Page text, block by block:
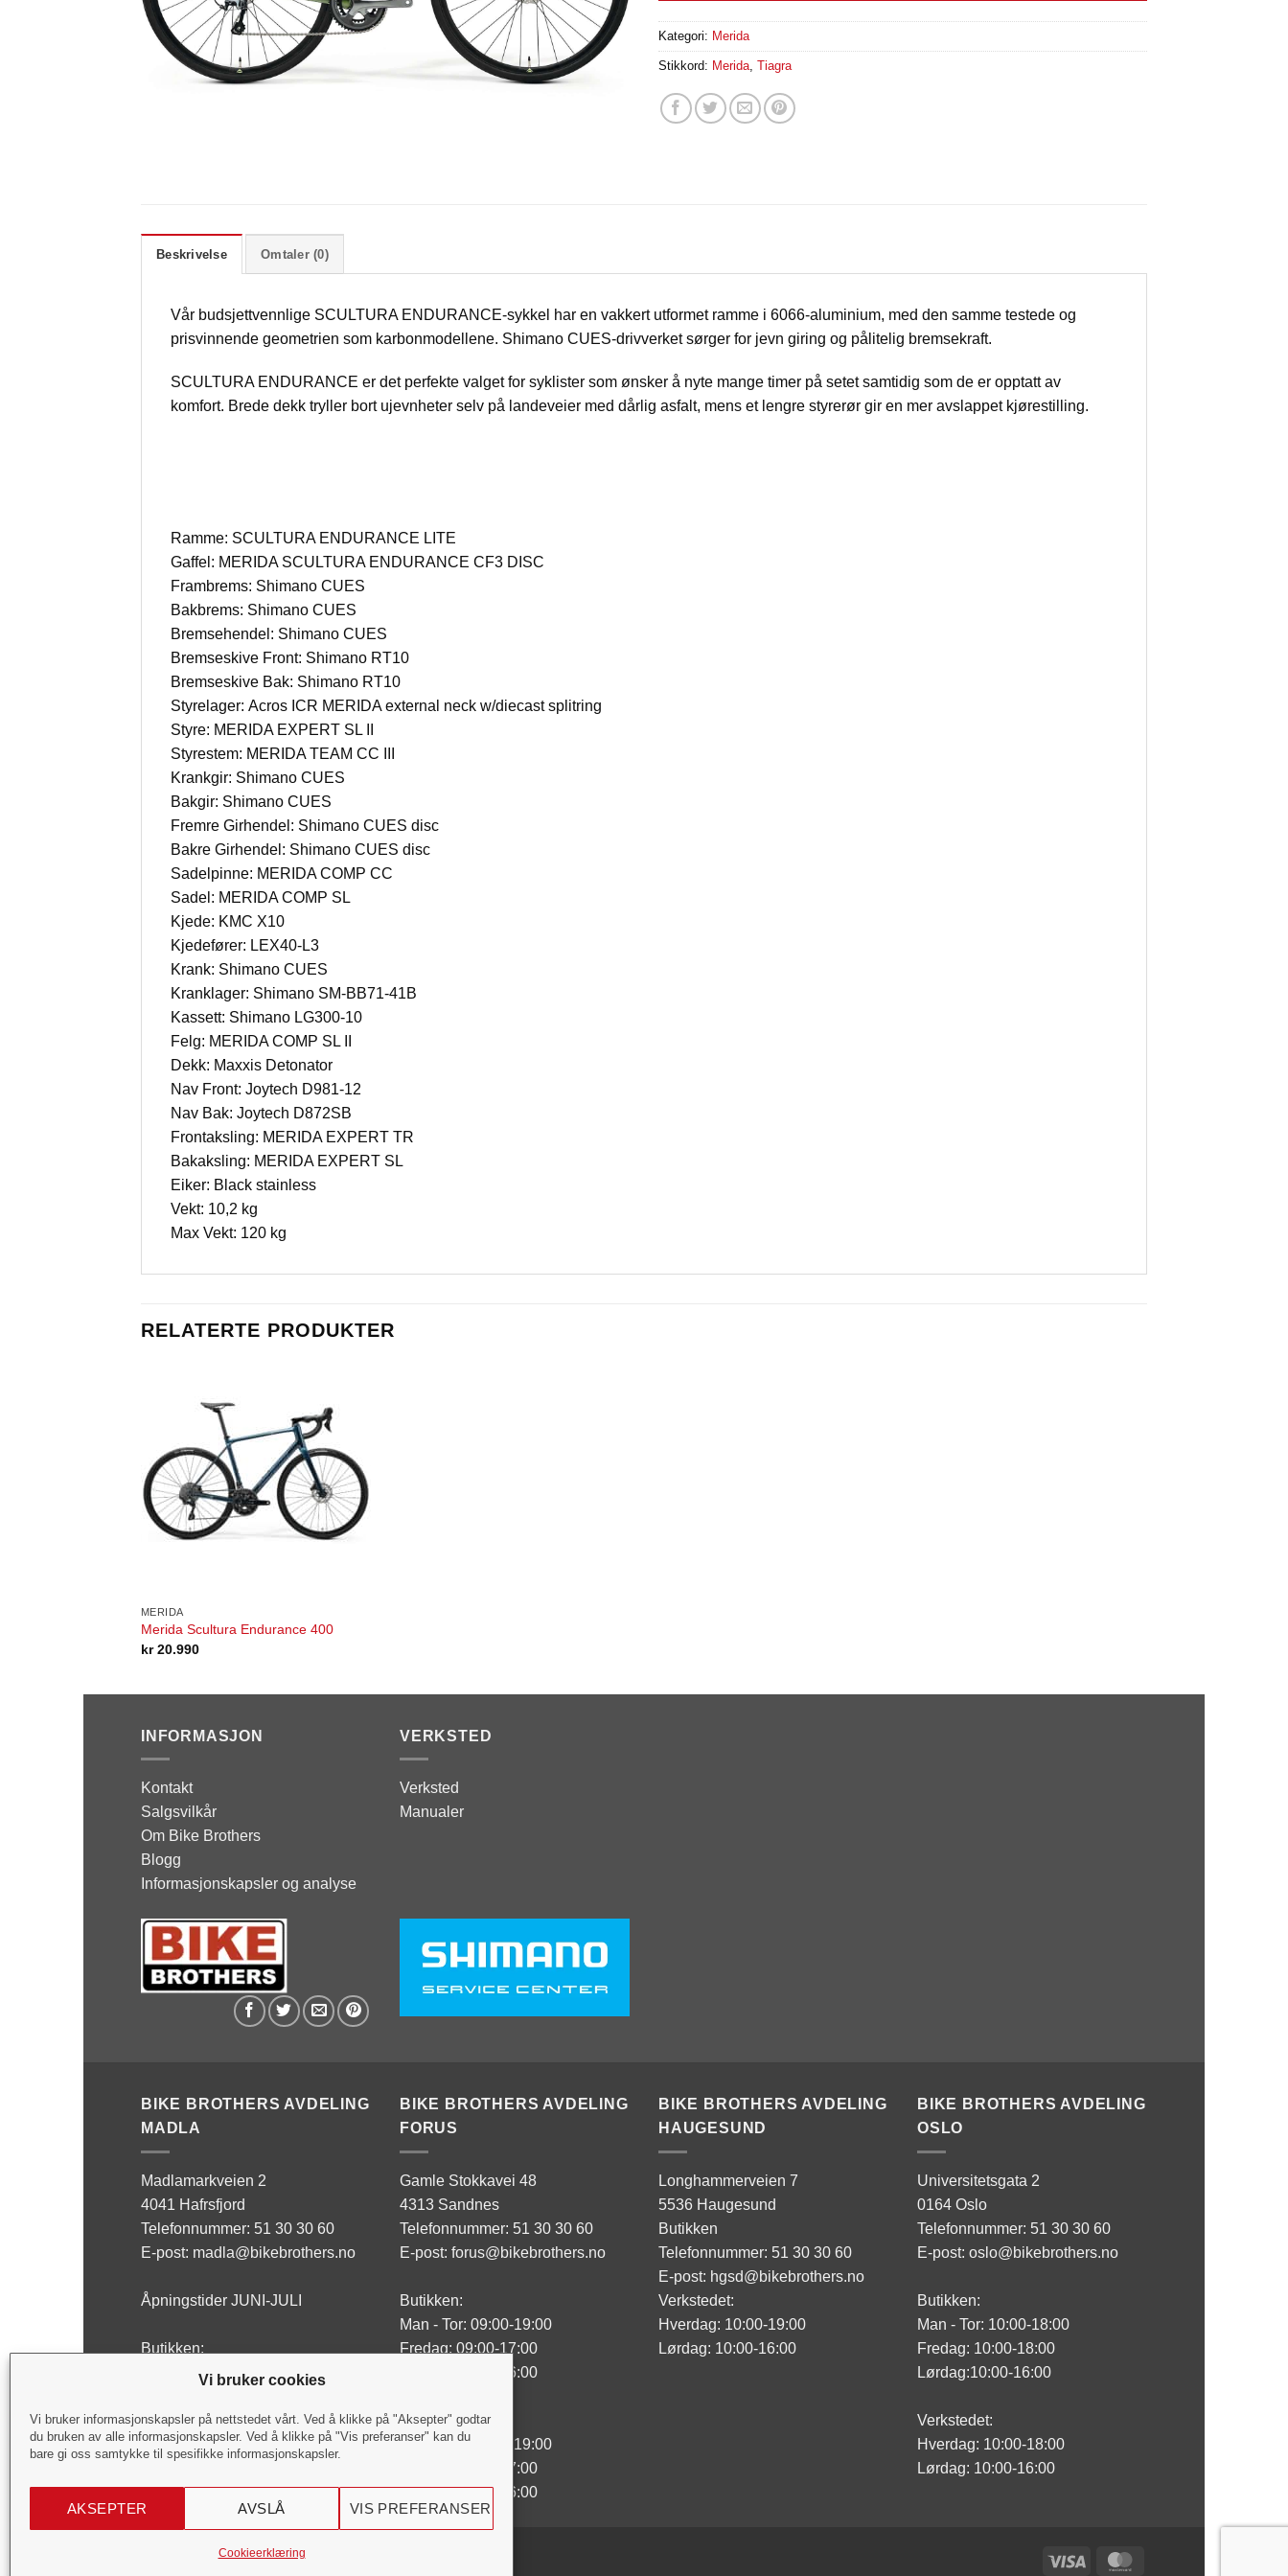
Vi bruker cookies
Vi bruker informasjonskapsler på nettstedet vårt. Ved å klikke på "Aksepter" godtar
du bruken av alle informasjonskapsler. Ved å klikke på "Vis preferanser" kan du
bare gi oss samtykke til spesifikke informasjonskapsler.
AKSEPTER AVSLÅ VIS PREFERANSER
Cookieerklæring
Kategori: Merida
Stikkord: Merida Tiagra
Beskrivelse Omtaler (0)
Vår budsjettvennlige SCULTURA ENDURANCE-sykkel har en vakkert utformet ramme i 6066‑aluminium, med den samme testede og
prisvinnende geometrien som karbonmodellene. Shimano CUES‑drivverket sørger for jevn giring og pålitelig bremsekraft.
SCULTURA ENDURANCE er det perfekte valget for syklister som ønsker å nyte mange timer på setet samtidig som de er opptatt av
komfort. Brede dekk tryller bort ujevnheter selv på landeveier med dårlig asfalt, mens et lengre styrerør gir en mer avslappet kjørestilling.
Ramme: SCULTURA ENDURANCE LITE
Gaffel: MERIDA SCULTURA ENDURANCE CF3 DISC
Frambrems: Shimano CUES
Bakbrems: Shimano CUES
Bremsehendel: Shimano CUES
Bremseskive Front: Shimano RT10
Bremseskive Bak: Shimano RT10
Styrelager: Acros ICR MERIDA external neck w/diecast splitring
Styre: MERIDA EXPERT SL II
Styrestem: MERIDA TEAM CC III
Krankgir: Shimano CUES
Bakgir: Shimano CUES
Fremre Girhendel: Shimano CUES disc
Bakre Girhendel: Shimano CUES disc
Sadelpinne: MERIDA COMP CC
Sadel: MERIDA COMP SL
Kjede: KMC X10
Kjedefører: LEX40-L3
Krank: Shimano CUES
Kranklager: Shimano SM-BB71-41B
Kassett: Shimano LG300-10
Felg: MERIDA COMP SL II
Dekk: Maxxis Detonator
Nav Front: Joytech D981-12
Nav Bak: Joytech D872SB
Frontaksling: MERIDA EXPERT TR
Bakaksling: MERIDA EXPERT SL
Eiker: Black stainless
Vekt: 10,2 kg
Max Vekt: 120 kg
RELATERTE PRODUKTER
MERIDA
Merida Scultura Endurance 400
kr20.990
INFORMASJON
Kontakt
Salgsvilkår
Om Bike Brothers
Blogg
Informasjonskapsler og analyse
VERKSTED
Verksted
Manualer
BIKE BROTHERS AVDELING
MADLA
Madlamarkveien 2
4041 Hafrsfjord
Telefonnummer: 51 30 30 60
E-post: madla@bikebrothers.no
Åpningstider JUNI-JULI
Butikken:
Man - Fre: 10:00-17:00
Verksted:
Lørdag: Stengt
BIKE BROTHERS AVDELING
FORUS
Gamle Stokkavei 48
4313 Sandnes
Telefonnummer: 51 30 30 60
E-post: forus@bikebrothers.no
Butikken:
Man - Tor: 09:00-19:00
Fredag: 09:00-17:00
Lørdag: 10:00-16:00
Verksted:
Man - Tor: 09:00-19:00
Fredag: 09:00-17:00
Lørdag: 10:00-16:00
BIKE BROTHERS AVDELING
HAUGESUND
Longhammerveien 7
5536 Haugesund
Butikken
Telefonnummer: 51 30 30 60
E-post: hgsd@bikebrothers.no
Verkstedet:
Hverdag: 10:00-19:00
Lørdag: 10:00-16:00
BIKE BROTHERS AVDELING
OSLO
Universitetsgata 2
0164 Oslo
Telefonnummer: 51 30 30 60
E-post: oslo@bikebrothers.no
Butikken:
Man - Tor: 10:00-18:00
Fredag: 10:00-18:00
Lørdag:10:00-16:00
Verkstedet:
Hverdag: 10:00-18:00
Lørdag: 10:00-16:00
Visa
Copyright 2026 ©Bike Brothers